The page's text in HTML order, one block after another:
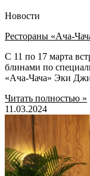
Новости
Рестораны «Ача-
С 11 по 17 марта
блинами по
«Ача-Чача» Эки
Читать полностью »
11.03.2024